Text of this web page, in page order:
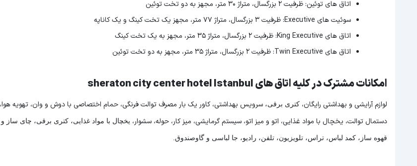
اتاق های توئین: ظرفیت 2 بزرگسال، متراژ 30 متر، مجهز به دو تخت توئین
سوئیت های Executive: ظرفیت 3 بزرگسال، متراژ 77 متر، مجهز یک تخت کینگ و یک کاناپه
اتاق های King Executive: ظرفیت 2 بزرگسال، متراژ 35 متر، مجهز به یک تخت کینگ
اتاق های Twin Executive: ظرفیت 2 بزرگسال، متراژ 35 متر، مجهز به دو تخت توئین
امکانات مشترک در کلیه اتاق های sheraton city center hotel Istanbul
لوازم آرایشی و بهداشتی رایگان، کتری برقی، سرویس بهداشتی، کاور یک بار مصرف توالت فرنگی، حمام اختصاصی با دوش و وان، تهویه هوا،
دستمال توالت، یخچال با مواد غذایی، اتو و میز اتو، سیستم گرمایشی، میز کار، حوله، سشوار، یخچال با مواد غذایی، کتری برقی، چای ساز و
قهوه ساز، کمد لباس، تراس، تلویزیون، تلفن، رادیو، جا لباسی و گاوصندوق.